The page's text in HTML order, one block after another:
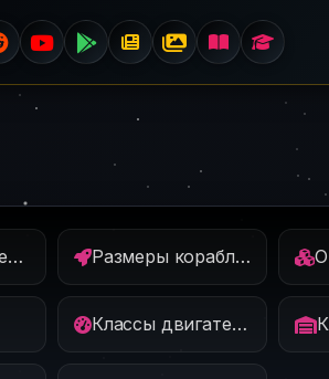
Что такое проекты? Размеры кораблей
Классы двигателей